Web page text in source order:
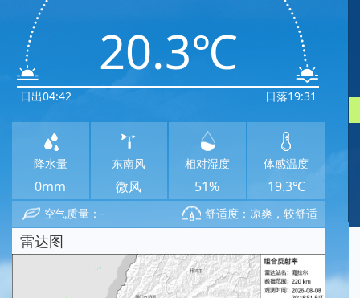
日出04:42
20.3℃
日落19:31
降水量
0mm
东南风
微风
相对湿度
51%
体感温度
19.3℃
空气质量：- 舒适度：凉爽，较舒适
雷达图